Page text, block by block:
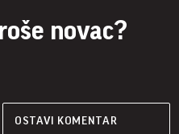
novac?
OSTAVI KOMENTAR